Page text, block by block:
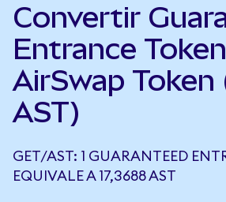
Convertir
Entrance
AirSwap Token
AST)
GET/AST: 1 GUARANTEED
EQUIVALE A 17,3688 AST